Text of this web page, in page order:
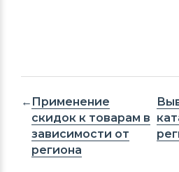
Применение
скидок к товарам в
зависимости от
региона